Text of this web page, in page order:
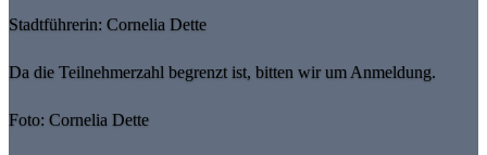
Stadtführerin: Cornelia Dette
Da die Teilnehmerzahl begrenzt ist, bitten wir um Anmeldung.
Foto: Cornelia Dette